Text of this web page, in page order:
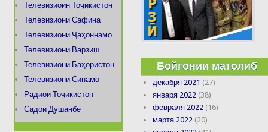
Телевизиоин Тоҷикистон
Телевизиони Сафина
Телевизиони Ҷаҳоннамо
Телевизиони Варзиш
Телевизиони Баҳористон
Телевизиони Синамо
Радиои Тоҷикистон
Садои Душанбе
Бойгонии матолиб
декабря 2021 (27)
января 2022 (38)
февраля 2022 (16)
марта 2022 (20)